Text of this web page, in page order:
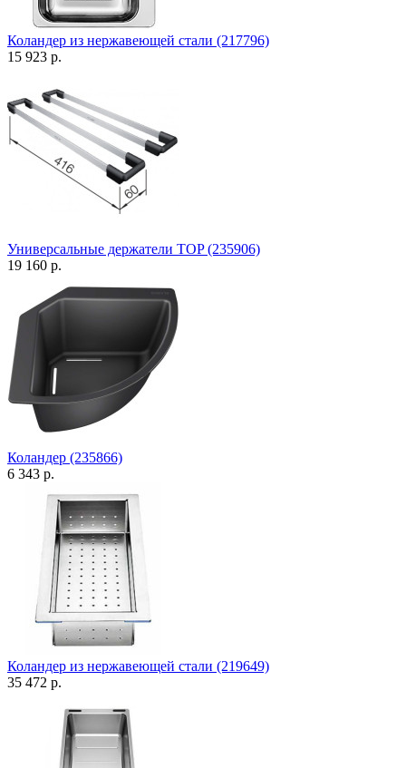
Коландер из нержавеющей стали (217796)
15 923 р.
Универсальные держатели TOP (235906)
19 160 р.
Коландер (235866)
6 343 р.
Коландер из нержавеющей стали (219649)
35 472 р.